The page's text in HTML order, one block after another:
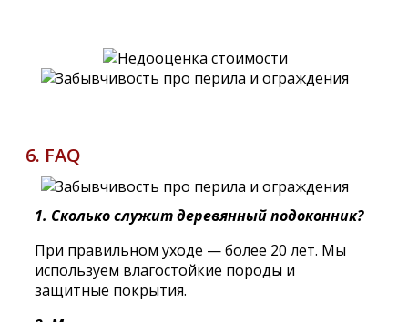
6. FAQ
1. Сколько служит деревянный подоконник?
При правильном уходе — более 20 лет. Мы
используем влагостойкие породы и
защитные покрытия.